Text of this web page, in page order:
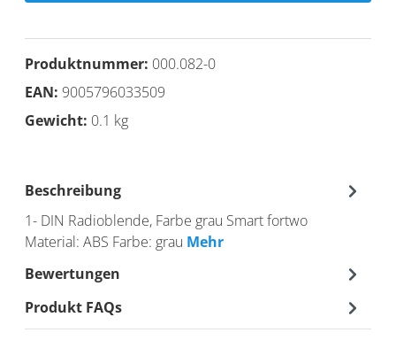
Produktnummer: 000.082-0
EAN: 9005796033509
Gewicht: 0.1 kg
Beschreibung
1- DIN Radioblende, Farbe grau Smart fortwo
Material: ABS Farbe: grau Mehr
Bewertungen
Produkt FAQs